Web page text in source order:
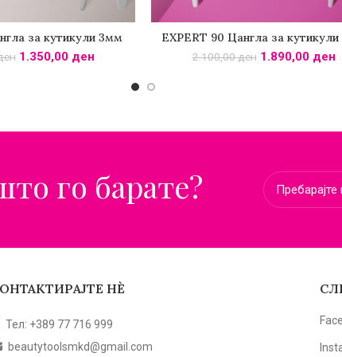
ВО КОШНИЧКА
за кутикули 3мм
1.350,00 ден
ДОДАДИ ВО КОШНИЧКА
EXPERT 90 Цангла за
2.100,00ден 1.890,00 ден
го барате?
НЀ
Тел: +389 77 716 999
beautytoolsmkd@gmail.com